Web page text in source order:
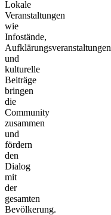
Lokale
Veranstaltungen
wie
Infostände,
Aufklärungsveranstaltungen
und
kulturelle
Beiträge
bringen
die
Community
zusammen
und
fördern
den
Dialog
mit
der
gesamten
Bevölkerung.